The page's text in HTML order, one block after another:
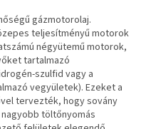
gázmotorolaj.
teljesítményű motorok
négyütemű motorok,
tartalmazó
szulfid vagy a
vegyületek). Ezeket a
tervezték, hogysovány
töltőnyomás